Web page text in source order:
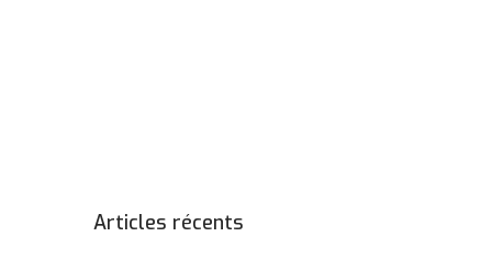
Articles récents